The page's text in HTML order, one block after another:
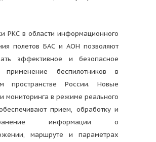
РКС в области информационного
полетов БАС и АОН позволяют
эффективное и безопасное
применение беспилотников в
пространстве России. Новые
мониторинга в режиме реального
прием, обработку и
информации о
маршруте и параметрах